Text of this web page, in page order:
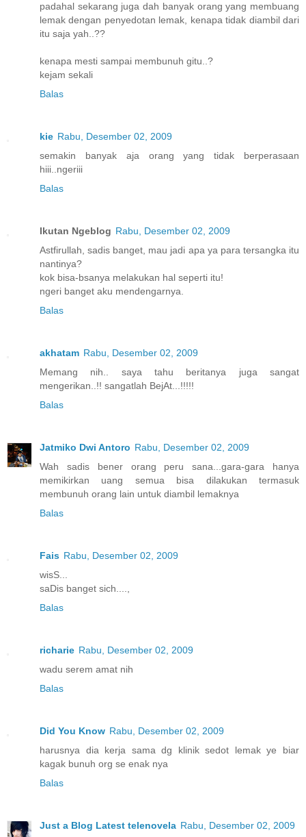
padahal sekarang juga dah banyak orang yang membuang
lemak dengan penyedotan lemak, kenapa tidak diambil dari
itu saja yah..??
kenapa mesti sampai membunuh gitu..?
kejam sekali
Balas
kie Rabu, Desember 02, 2009
semakin banyak aja orang yang tidak berperasaan
hiii..ngeriii
Balas
Ikutan Ngeblog Rabu, Desember 02, 2009
Astfirullah, sadis banget, mau jadi apa ya para tersangka itu
nantinya?
kok bisa-bsanya melakukan hal seperti itu!
ngeri banget aku mendengarnya.
Balas
akhatam Rabu, Desember 02, 2009
Memang nih.. saya tahu beritanya juga sangat
mengerikan..!! sangatlah BejAt...!!!!!
Balas
Jatmiko Dwi Antoro Rabu, Desember 02, 2009
Wah sadis bener orang peru sana...gara-gara hanya
memikirkan uang semua bisa dilakukan termasuk
membunuh orang lain untuk diambil lemaknya
Balas
Fais Rabu, Desember 02, 2009
wisS...
saDis banget sich....,
Balas
richarie Rabu, Desember 02, 2009
wadu serem amat nih
Balas
Did You Know Rabu, Desember 02, 2009
harusnya dia kerja sama dg klinik sedot lemak ye biar
kagak bunuh org se enak nya
Balas
Just a Blog Latest telenovela Rabu, Desember 02, 2009